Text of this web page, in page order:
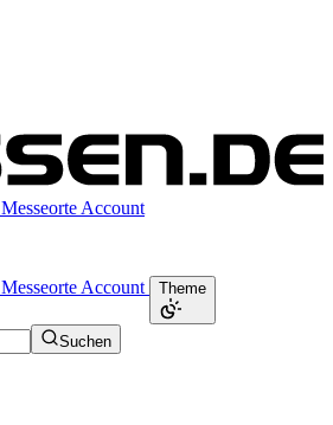
Messeorte Account
Messeorte Account Theme
Suchen